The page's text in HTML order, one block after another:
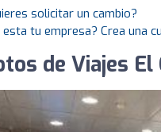
solicitar un cambio?
esta tu empresa? Crea una
de Viajes